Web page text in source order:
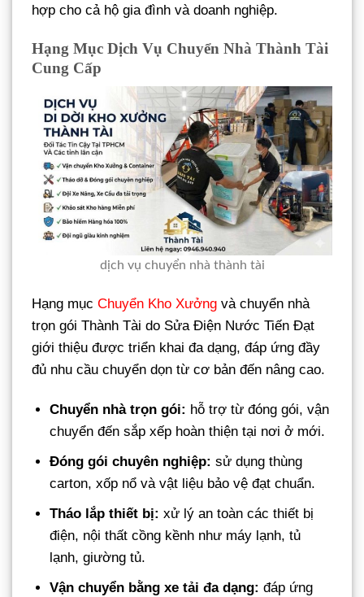
hợp cho cả hộ gia đình và doanh nghiệp.
Hạng Mục Dịch Vụ Chuyển Nhà Thành Tài
Cung Cấp
dịch vụ chuyển nhà thành tài
Hạng mục Chuyển Kho Xưởng và chuyển nhà
trọn gói Thành Tài do Sửa Điện Nước Tiến Đạt
giới thiệu được triển khai đa dạng, đáp ứng đầy
đủ nhu cầu chuyển dọn từ cơ bản đến nâng cao.
Chuyển nhà trọn gói: hỗ trợ từ đóng gói, vận
chuyển đến sắp xếp hoàn thiện tại nơi ở mới.
Đóng gói chuyên nghiệp: sử dụng thùng
carton, xốp nổ và vật liệu bảo vệ đạt chuẩn.
Tháo lắp thiết bị: xử lý an toàn các thiết bị
điện, nội thất cồng kềnh như máy lạnh, tủ
lạnh, giường tủ.
Vận chuyển bằng xe tải đa dạng: đáp ứng